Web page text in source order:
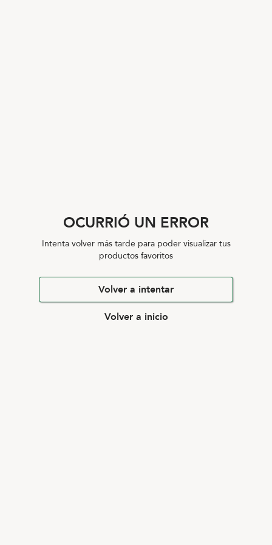
OCURRIÓ UN ERROR
Intenta volver más tarde para poder visualizar tus
productos favoritos
Volver a intentar
Volver a inicio